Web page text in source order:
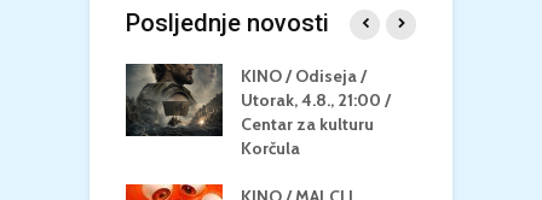
Posljednje novosti
KINO / Odiseja /
Utorak, 4.8., 21:00 /
Centar za kulturu
Korčula